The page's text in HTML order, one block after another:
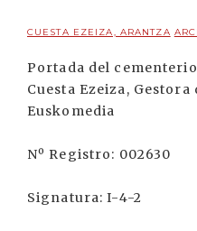
CUESTA EZEIZA, ARANTZA
Portada del
Cuesta Ezeiza,
Euskomedia
Nº Registro: 002630
Signatura: I-4-2